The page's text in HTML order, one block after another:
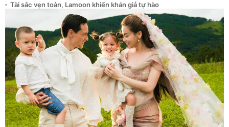
Tài sắc vẹn toàn, Lamoon khiến khán giả tự hào